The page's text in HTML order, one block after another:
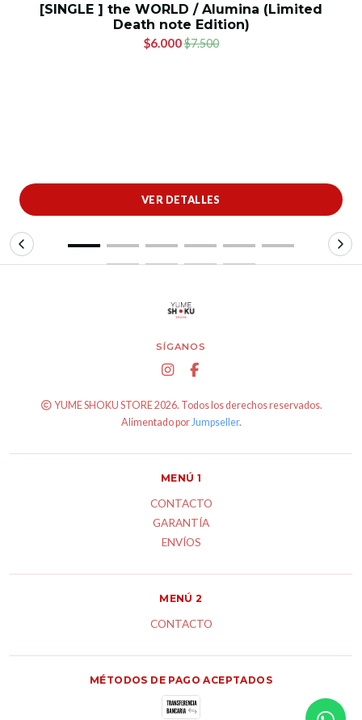
[SINGLE ] the WORLD / Alumina (Limited
Death note Edition)
$6.000$7.500
VER DETALLES
SÍGANOS
YUME SHOKU STORE 2026. Todos los derechos reservados.
Alimentado porJumpseller.
MENÚ 1
CONTACTO
GARANTÍA
ENVÍOS
MENÚ 2
CONTACTO
MÉTODOS DE PAGO ACEPTADOS